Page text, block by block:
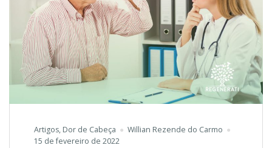
Artigos, Dor de Cabeça
Willian Rezende do Carmo
15 de fevereiro de 2022